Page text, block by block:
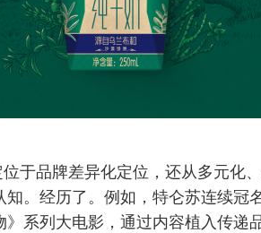
于品牌差异化定位，还从多元化
。经历了。例如，特仑苏连续冠
系列大电影，通过内容植入传递